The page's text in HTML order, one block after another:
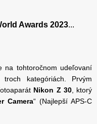
Awards 2023...
na tohtoročnom udeľovaní
kategóriách. Prvým
Nikon Z 30, ktorý
Camera“ (Najlepší APS-C